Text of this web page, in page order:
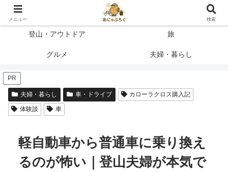
登って、使って、納得したことだけを書く
登山・アウトドア 旅
グルメ 夫婦・暮らし
PR
夫婦・暮らし 車・ドライブ カローラクロス購入記
体験談 車
軽自動車から普通車に乗り換え
るのが怖い｜登山夫婦が本気で
メニュー 検索